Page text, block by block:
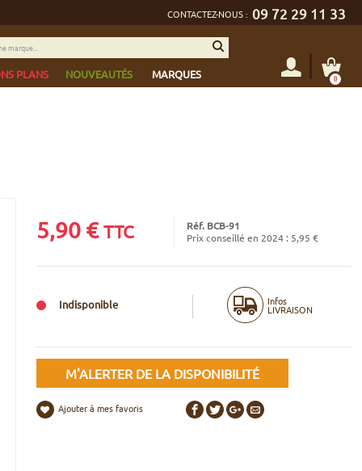
CONTACTEZ-NOUS : 09 72 29 11 33
PLANS NOUVEAUTÉS MARQUES 0
5,90€ TTC
Réf. BCB-91
Prix conseillé en 2024 : 5,95 €
Indisponible Infos
LIVRAISON
M'ALERTER DE LA DISPONIBILITÉ
Ajouter à mes favoris